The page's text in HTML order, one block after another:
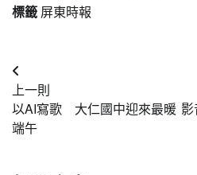
標籤 屏東時報
文
章
導
上一則
以AI寫歌 大仁國中迎來最暖
端午